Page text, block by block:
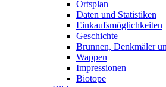
Ortsplan
Daten und Statistiken
Einkaufsmöglichkeiten
Geschichte
Brunnen, Denkmäler
Wappen
Impressionen
Biotope